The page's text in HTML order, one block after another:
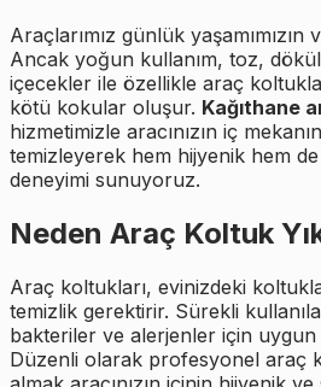
Araçlarımız günlük
Ancak yoğun kullanım, toz,
içecekler ile özellikle araç
kötü kokular oluşur. Kağıthane
hizmetimizle aracınızın iç
temizleyerek hem hijyenik hem
deneyimi sunuyoruz.
Neden Araç Koltuk
Araç koltukları, evinizdeki
temizlik gerektirir. Sürekli
bakteriler ve alerjenler için
Düzenli olarak profesyonel araç